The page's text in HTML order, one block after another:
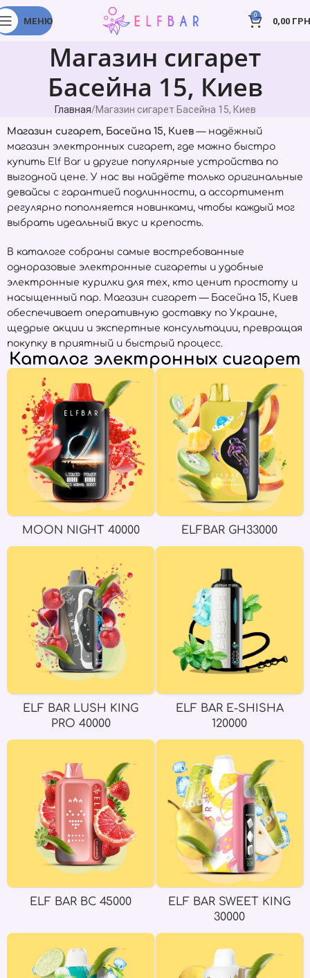
МЕНЮ
0
0,00
Магазин сигарет
Басейна 15, Киев
Главная Магазин сигарет Басейна 15, Киев
Магазин сигарет, Басейна 15, Киев — надёжный
магазин электронных сигарет, где можно быстро
купить Elf Bar и другие популярные устройства по
выгодной цене. У нас вы найдёте только оригинальные
девайсы с гарантией подлинности, а ассортимент
регулярно пополняется новинками, чтобы каждый мог
выбрать идеальный вкус и крепость.
В каталоге собраны самые востребованные
одноразовые электронные сигареты и удобные
электронные курилки для тех, кто ценит простоту и
насыщенный пар. Магазин сигарет — Басейна 15, Киев
обеспечивает оперативную доставку по Украине,
щедрые акции и экспертные консультации, превращая
покупку в приятный и быстрый процесс.
Каталог электронных сигарет
MOON NIGHT 40000 ELFBAR GH33000
ELF BAR LUSH KING
PRO 40000
ELF BAR E-SHISHA
120000
ELF BAR BC 45000
ELF BAR SWEET KING
30000